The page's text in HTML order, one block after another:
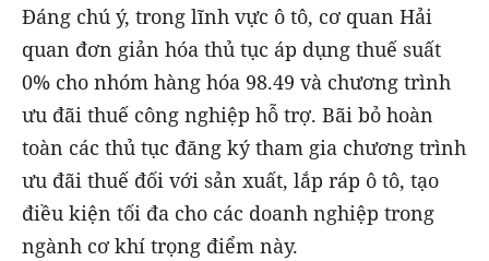
Đáng chú ý, trong lĩnh vực ô tô, cơ quan Hải
quan đơn giản hóa thủ tục áp dụng thuế suất
0% cho nhóm hàng hóa 98.49 và chương trình
ưu đãi thuế công nghiệp hỗ trợ. Bãi bỏ hoàn
toàn các thủ tục đăng ký tham gia chương trình
ưu đãi thuế đối với sản xuất, lắp ráp ô tô, tạo
điều kiện tối đa cho các doanh nghiệp trong
ngành cơ khí trọng điểm này.